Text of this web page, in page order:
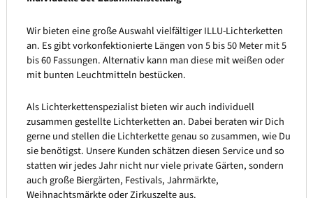
Wir bieten eine große Auswahl vielfältiger ILLU-Lichterketten
an. Es gibt vorkonfektionierte Längen von 5 bis 50 Meter mit 5
bis 60 Fassungen. Alternativ kann man diese mit weißen oder
mit bunten Leuchtmitteln bestücken.
Als Lichterkettenspezialist bieten wir auch individuell
zusammen gestellte Lichterketten an. Dabei beraten wir Dich
gerne und stellen die Lichterkette genau so zusammen, wie Du
sie benötigst. Unsere Kunden schätzen diesen Service und so
statten wir jedes Jahr nicht nur viele private Gärten, sondern
auch große Biergärten, Festivals, Jahrmärkte,